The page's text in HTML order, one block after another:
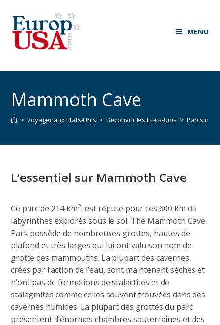
MENU
Mammoth Cave
> Voyager aux Etats-Unis > Découvrir les Etats-Unis > Parcs
L’essentiel sur Mammoth Cave
Ce parc de 214 km2, est réputé pour ces 600 km de
labyrinthes explorés sous le sol. The Mammoth Cave
Park possède de nombreuses grottes, hautes de
plafond et très larges qui lui ont valu son nom de
grotte des mammouths. La plupart des cavernes,
crées par l’action de l’eau, sont maintenant sèches et
n’ont pas de formations de stalactites et de
stalagmites comme celles souvent trouvées dans des
cavernes humides. La plupart des grottes du parc
présentent d’énormes chambres souterraines et des